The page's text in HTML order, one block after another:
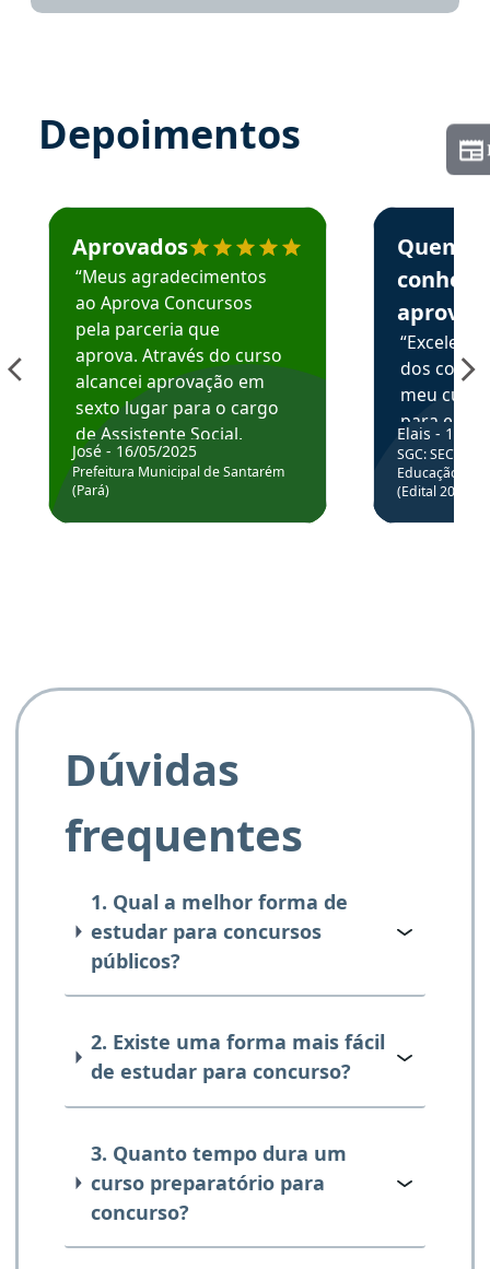
Depoimentos
Estudante José recomenda o Aprova Concursos em
Aprovados
“Meus agradecimentos
ao Aprova Concursos
pela parceria que
aprova. Através do curso
alcancei aprovação em
sexto lugar para o cargo
de Assistente Social.
Hoje estou atuando na
Prefeitura de Santarém.
José - 16/05/2025
Prefeitura Municipal de Santarém
(Pará)
Estudante
Quem
aprova
dos
meu
para
colocar
através
de
Elais - 15/
SGC: SEC BA
Educação
(Edital
Dúvidas
frequentes
1. Qual a melhor forma de
estudar para concursos
públicos?
2. Existe uma forma mais fácil
de estudar para concurso?
3. Quanto tempo dura um
curso preparatório para
concurso?